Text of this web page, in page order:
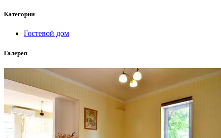
Категории
Гостевой дом
Галерея